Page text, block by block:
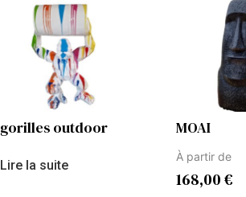
gorilles outdoor
Lire la suite
MOAI
À partir de
168,00€